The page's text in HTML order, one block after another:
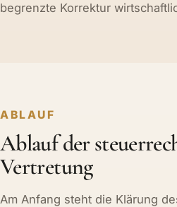
begrenzte Korrektur
ABLAUF
Ablauf der
Vertretung
Am Anfang steht die Klärung